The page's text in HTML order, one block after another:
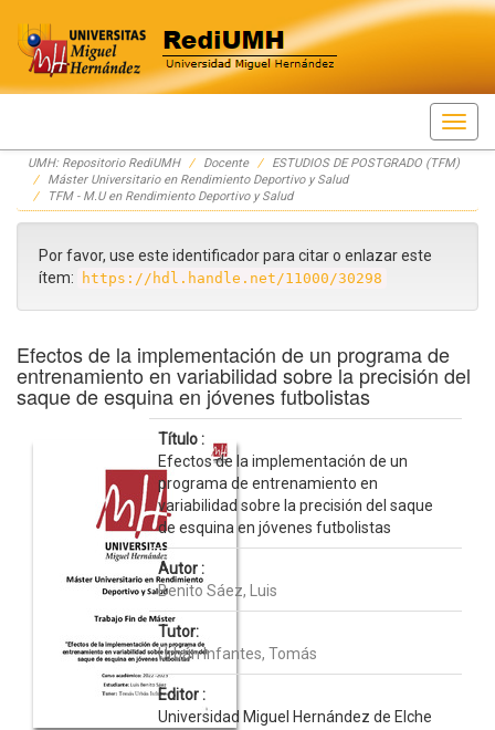
Skip
navigation
UMH: Repositorio RediUMH Docente
ESTUDIOS DE POSTGRADO (TFM)
Máster Universitario en Rendimiento Deportivo y Salud
TFM - M.U en Rendimiento Deportivo y Salud
Por favor, use este identificador para citar o enlazar este
ítem:
https://hdl.handle.net/11000/30298
Efectos de la implementación de un programa de
entrenamiento en variabilidad sobre la precisión del
saque de esquina en jóvenes futbolistas
Título :
Efectos de la implementación de un
programa de entrenamiento en
variabilidad sobre la precisión del saque
de esquina en jóvenes futbolistas
Autor :
Benito Sáez, Luis
Tutor:
Urbán Infantes, Tomás
Editor :
Universidad Miguel Hernández de Elche